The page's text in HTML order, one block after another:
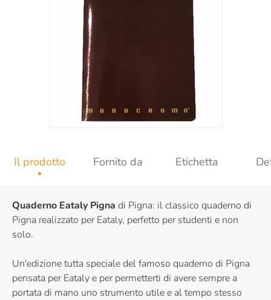
Il prodotto Fornito da Etichetta
Quaderno Eataly Pigna di Pigna: il classico quaderno di
Pigna realizzato per Eataly, perfetto per studenti e non
solo.
Un'edizione tutta speciale del famoso quaderno di Pigna
pensata per Eataly e per permetterti di avere sempre a
portata di mano uno strumento utile e al tempo stesso